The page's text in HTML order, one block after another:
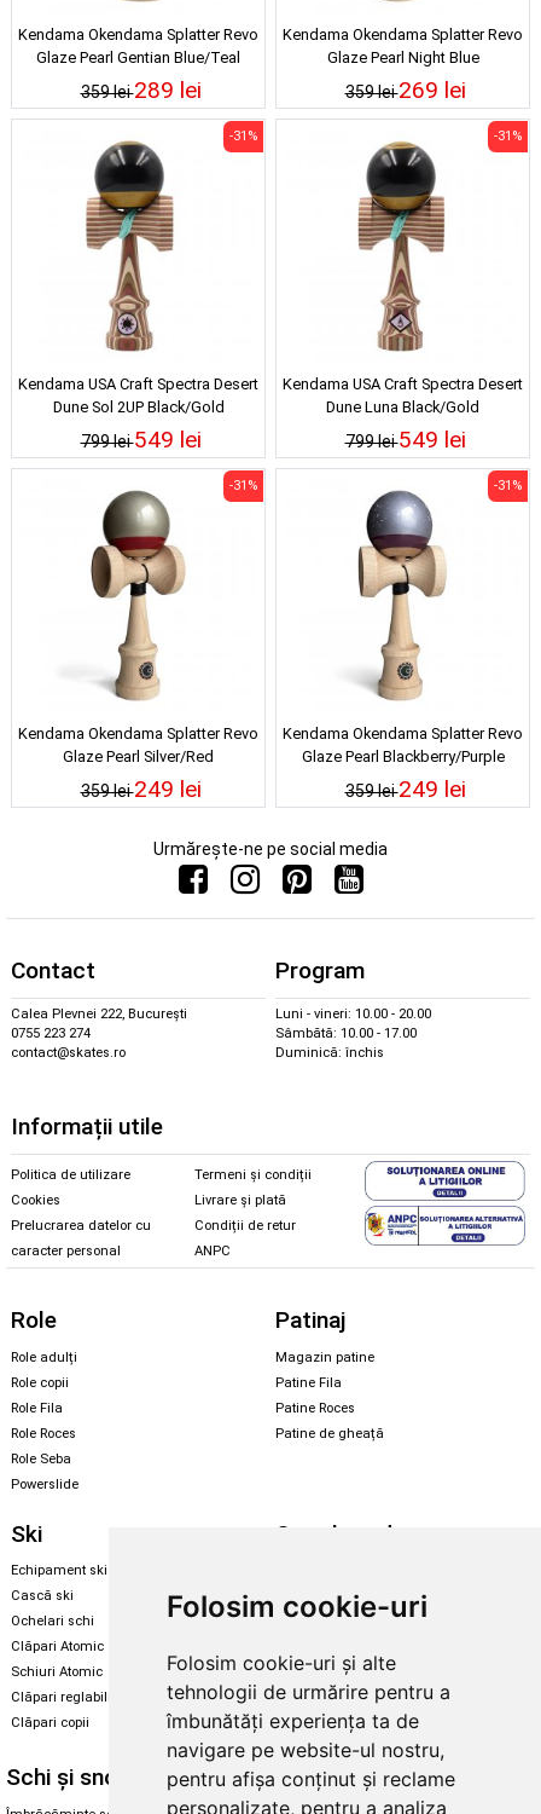
Folosim cookie-uri
Folosim cookie-uri și alte
tehnologii de urmărire pentru a
îmbunătăți experiența ta de
navigare pe website-ul nostru,
pentru afișa conținut și reclame
personalizate, pentru a analiza
Kendama Okendama Splatter Revo
Glaze Pearl Gentian Blue/Teal
359 lei289 lei
Kendama Okendama Splatter Revo
Glaze Pearl Night Blue
359 lei269 lei
Kendama USA Craft Spectra Desert
Dune Sol 2UP Black/Gold
799 lei
-31%
549 lei
Kendama USA Craft Spectra Desert
Dune Luna Black/Gold
799 lei
-31%
549 lei
Kendama Okendama Splatter Revo
Glaze Pearl Silver/Red
359 lei
-31%
249 lei
Kendama Okendama Splatter Revo
Glaze Pearl Blackberry/Purple
359 lei
-31%
249 lei
Urmărește-ne pe social media
Contact
Calea Plevnei 222, București
0755 223 274
contact@skates.ro
Program
Luni - vineri: 10.00 - 20.00
Sâmbătă: 10.00 - 17.00
Duminică: închis
Informații utile
Politica de utilizare
Cookies
Prelucrarea datelor cu
caracter personal
Termeni și condiții
Livrare și plată
Condiții de retur
ANPC
Role
Role adulți
Role copii
Role Fila
Role Roces
Role Seba
Powerslide
Patinaj
Magazin patine
Patine Fila
Patine Roces
Patine de gheață
Ski
Echipament ski
Cască ski
Ochelari schi
Clăpari Atomic
Schiuri Atomic
Clăpari reglabili
Clăpari copii
Snowboard
Echipament snowboard
Legături Rome SDS
Skate & longboard
Enuff Skateboards
Schi și snowboard Diverse